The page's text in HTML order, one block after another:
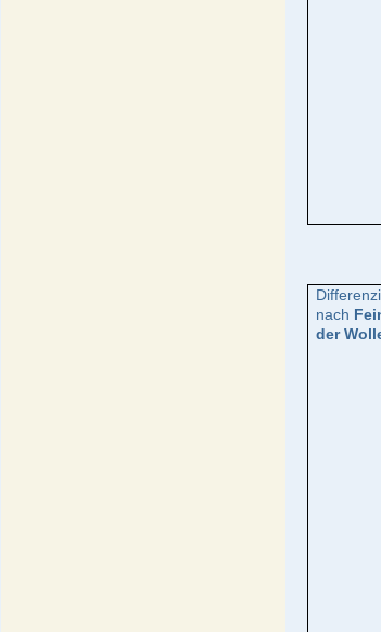
nach
der